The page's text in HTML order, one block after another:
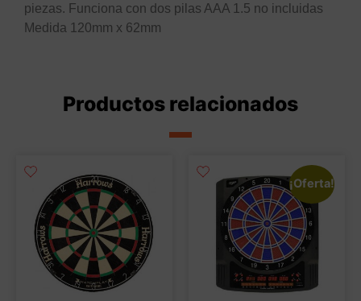
piezas. Funciona con dos pilas AAA 1.5 no incluidas
Medida 120mm x 62mm
Productos relacionados
¡Oferta!